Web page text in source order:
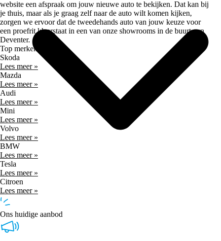
website een afspraak om jouw nieuwe auto te bekijken. Dat kan bij
je thuis, maar als je graag zelf naar de auto wilt komen kijken,
zorgen we ervoor dat de tweedehands auto van jouw keuze voor
een proefrit klaarstaat in een van onze showrooms in de buurt van
Deventer.
Top merken
Skoda
Lees meer »
Mazda
Lees meer »
Audi
Lees meer »
Mini
Lees meer »
Volvo
Lees meer »
BMW
Lees meer »
Tesla
Lees meer »
Citroen
Lees meer »
Ons huidige aanbod